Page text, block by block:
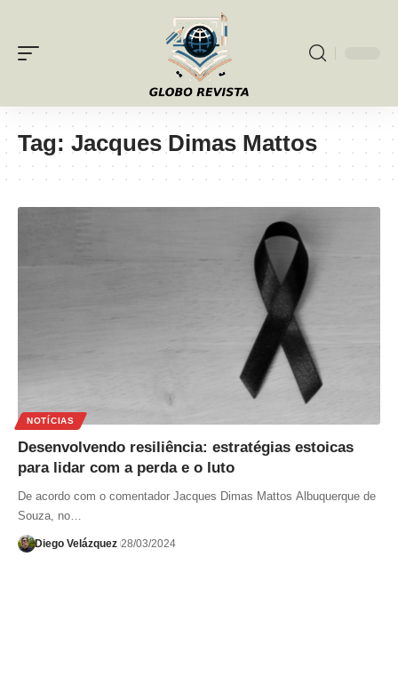
Tag: Jacques Dimas Mattos
NOTÍCIAS
Desenvolvendo resiliência: estratégias estoicas
para lidar com a perda e o luto
De acordo com o comentador Jacques Dimas Mattos Albuquerque de
Souza, no…
Diego Velázquez 28/03/2024